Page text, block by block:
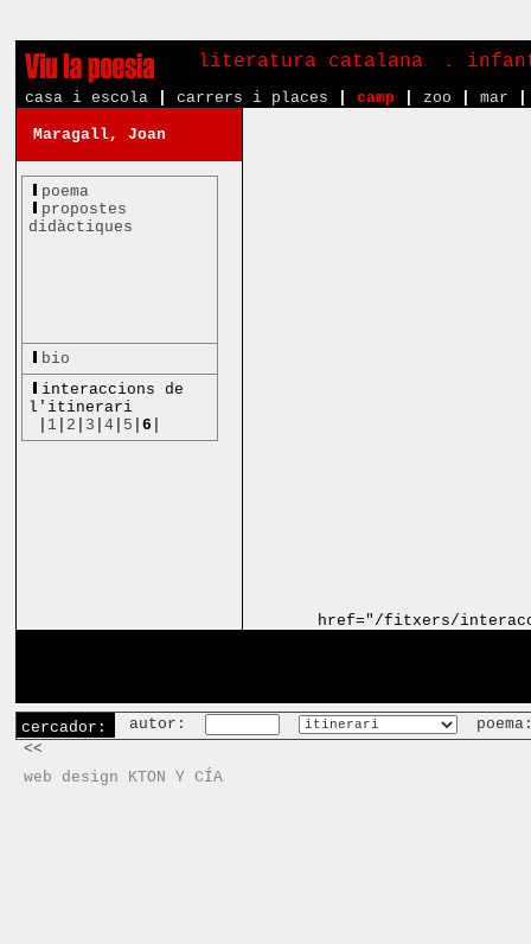
literatura catalana .
casa i escola carrers i places camp zoo mar
Maragall, Joan
poema
propostes
didàctiques
bio
interaccions de
l'itinerari
1 2 3 |4 5 |6
href="/fitxers/
cercador: autor:
<<
web design KTON Y CÍA